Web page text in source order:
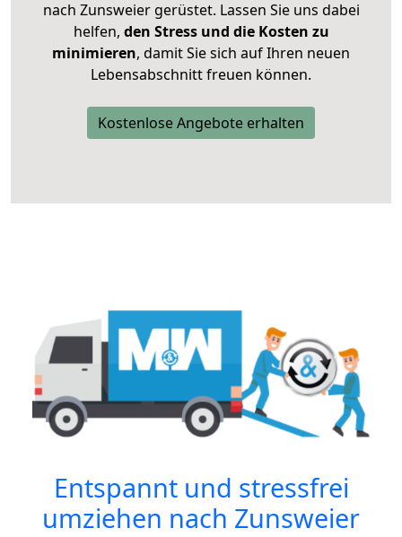
nach Zunsweier gerüstet. Lassen Sie uns dabei
helfen, den Stress und die Kosten zu
minimieren, damit Sie sich auf Ihren neuen
Lebensabschnitt freuen können.
Kostenlose Angebote erhalten
Entspannt und stressfrei
umziehen nach Zunsweier